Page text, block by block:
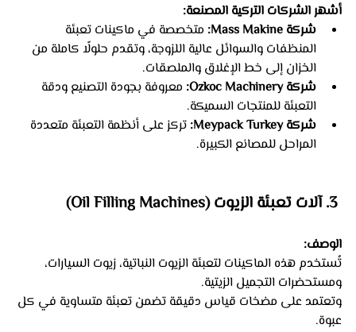
أشهر الشركات التركية المصنعة:
شركة Mass Makine:
متخصصة في ماكينات تعبئة
المنظفات والسوائل عالية اللزوجة، وتقدم حلولًا كاملة من
الخزان إلى خط الإغلاق والملصقات.
شركة Ozkoc Machinery:
معروفة بجودة التصنيع ودقة
التعبئة للمنتجات السميكة.
شركة Meypack Turkey:
تركز على أنظمة التعبئة متعددة
المراحل للمصانع الكبيرة.
الوصف:
تُستخدم هذه الماكينات لتعبئة الزيوت النباتية، زيوت السيارات،
ومستحضرات التجميل الزيتية.
وتعتمد على مضخات قياس دقيقة تضمن تعبئة متساوية في كل
عبوة.